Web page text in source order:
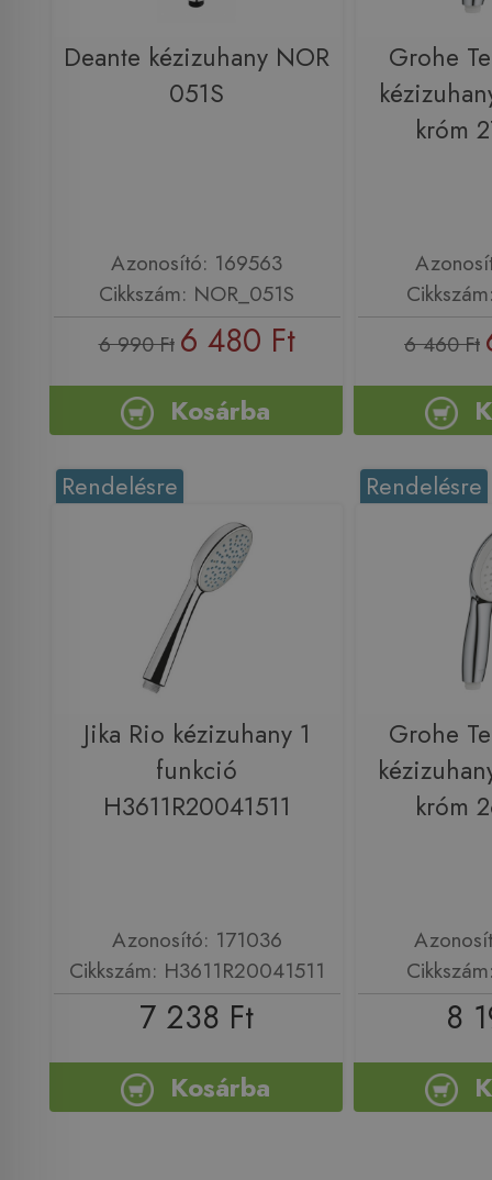
Deante kézizuhany NOR
051S
Azonosító: 169563
Cikkszám: NOR_051S
6 990 Ft 6 480 Ft
Kosárba
Grohe
króm
6 460 Ft
Rendelésre
Jika Rio kézizuhany 1
funkció
H3611R20041511
Azonosító: 171036
Cikkszám: H3611R20041511
7 238 Ft
Kosárba
Rendelésre
Grohe
króm
8